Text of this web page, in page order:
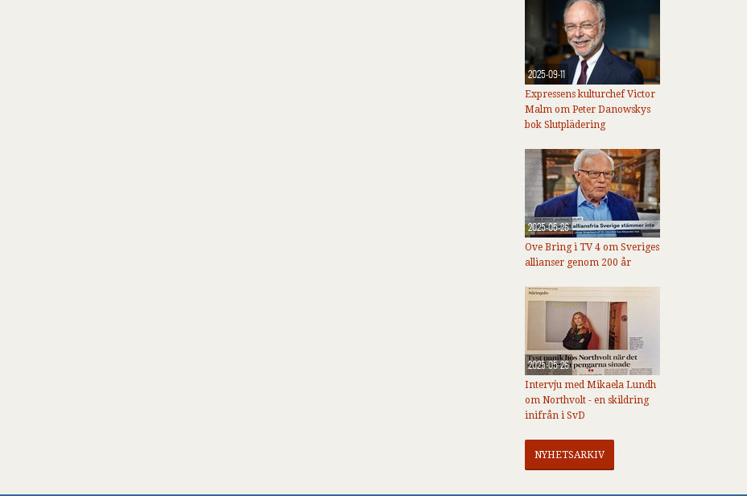
2025-09-11
Expressens kulturchef Victor
Malm om Peter Danowskys
bok Slutplädering
2025-05-26
Ove Bring i TV 4 om Sveriges
allianser genom 200 år
2025-05-26
Intervju med Mikaela Lundh
om Northvolt - en skildring
inifrån i SvD
NYHETSARKIV